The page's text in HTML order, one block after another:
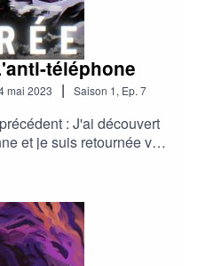
téléphone
mai 2023 | Saison 1, Ep.7
: J'ai découvert
et je suis retournée voir
pensais arriver au bout de
appelée.(Venez discuter
et audios sur la
ou Tiktok du podcast :
d’Alexandre Didi
)